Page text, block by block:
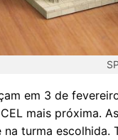
em 3 de
mais próxima.
turma escolhida.